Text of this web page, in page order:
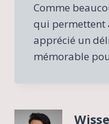
Comme
qui permettent
apprécié un
mémorable